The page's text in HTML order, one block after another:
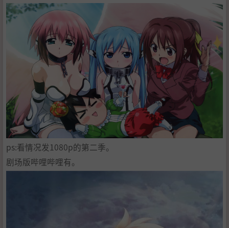
ps:看情况发1080p的第二季。
剧场版哔哩哔哩有。